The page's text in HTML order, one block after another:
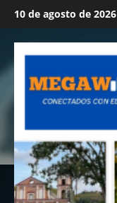
Saltar
contenido
10 de agosto de 2026